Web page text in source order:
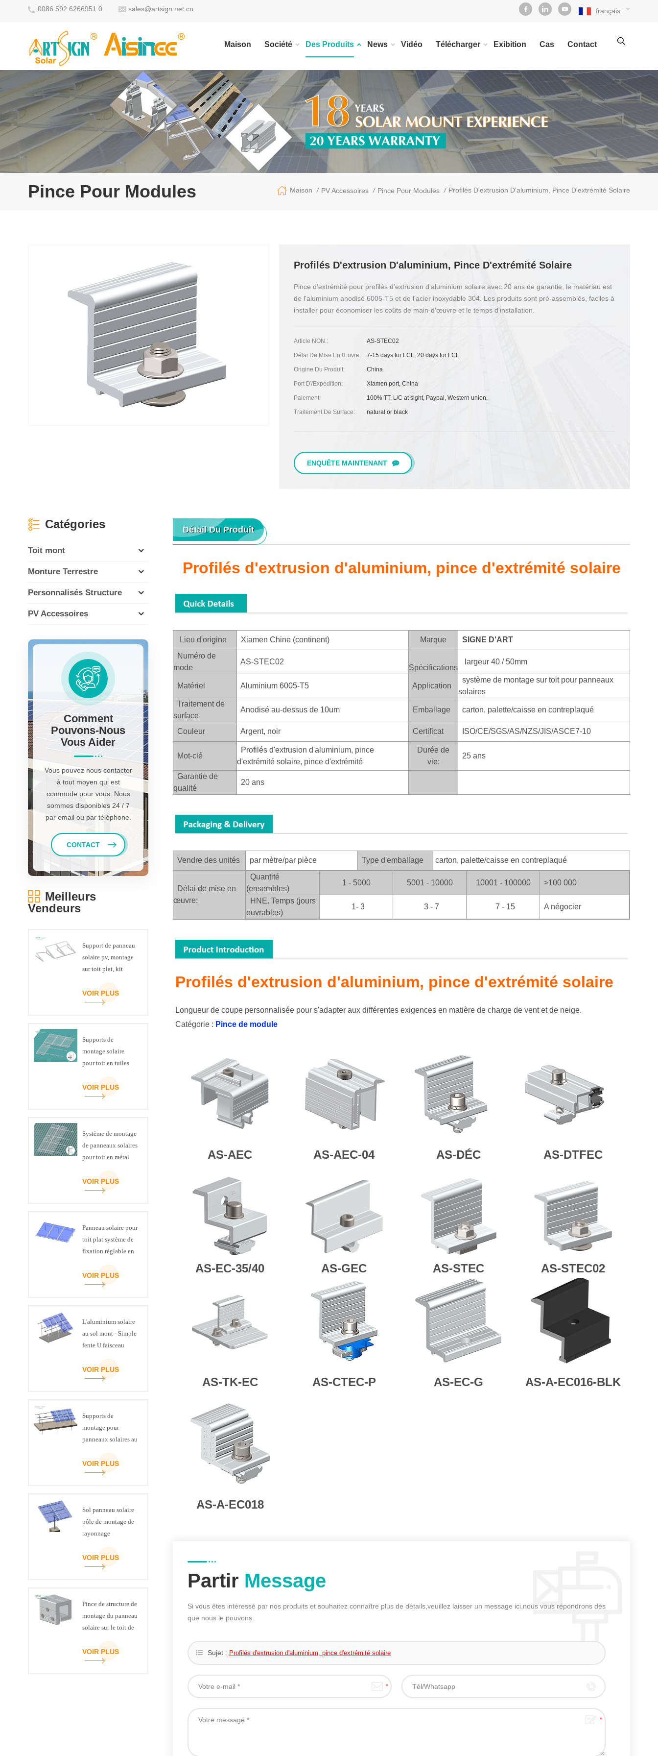
0086 592 6266951 0 sales@artsign.net.cn français
Maison Société Des Produits News Vidéo Télécharger Exibition Cas Contact
Pince Pour Modules Maison / PV Accessoires / Pince Pour Modules / Profilés D'extrusion D'aluminium, Pince D'extrémité Solaire
Profilés D'extrusion D'aluminium, Pince D'extrémité Solaire
Pince d'extrémité pour profilés d'extrusion d'aluminium solaire avec 20 ans de garantie, le matériau est
de l'aluminium anodisé 6005-T5 et de l'acier inoxydable 304. Les produits sont pré-assemblés, faciles à
installer pour économiser les coûts de main-d'œuvre et le temps d'installation.
Article NON.: AS-STEC02
Délai De Mise En Œuvre: 7-15 days for LCL, 20 days for FCL
Origine Du Produit: China
Port D\'expédition: Xiamen port, China
Paiement: 100% TT, L/C at sight, Paypal, Western union,
Traitement De Surface: natural or black
ENQUÊTE MAINTENANT
Détail Du Produit
Profilés d'extrusion d'aluminium, pince d'extrémité solaire
Lieu d'origine Xiamen Chine (continent) Marque
SIGNE D'ART
Numéro de
mode
AS-STEC02
Spécifications
largeur 40 / 50mm
Matériel Aluminium 6005-T5 Application
système de montage sur toit pour panneaux
solaires
Traitement de
surface
Anodisé au-dessus de 10um Emballage carton, palette/caisse en contreplaqué
Couleur Argent, noir Certificat ISO/CE/SGS/AS/NZS/JIS/ASCE7-10
Mot-clé
Profilés d'extrusion d'aluminium, pince
d'extrémité solaire, pince d'extrémité
Durée de
vie:
25 ans
Garantie de
qualité
20 ans
Vendre des unités par mètre/par pièce Type d'emballage carton, palette/caisse en contreplaqué
Délai de mise en
œuvre:
Quantité
(ensembles)
1 - 5000 5001 - 10000 10001 - 100000 >100 000
HNE. Temps (jours
ouvrables)
1- 3 3 - 7 7 - 15 A négocier
Profilés d'extrusion d'aluminium, pince d'extrémité solaire
Longueur de coupe personnalisée pour s'adapter aux différentes exigences en matière de charge de vent et de neige.
Catégorie : Pince de module
AS-AEC AS-AEC-04 AS-DÉC AS-DTFEC
AS-EC-35/40 AS-GEC AS-STEC AS-STEC02
AS-TK-EC AS-CTEC-P AS-EC-G AS-A-EC016-BLK
AS-A-EC018
Partir Message
Si vous êtes intéressé par nos produits et souhaitez connaître plus de détails,veuillez laisser un message ici,nous vous répondrons dès
que nous le pouvons.
Sujet : Profilés d'extrusion d'aluminium, pince d'extrémité solaire
Catégories
Toit mont
Monture Terrestre
Personnalisés Structure
PV Accessoires
Comment
Pouvons-Nous
Vous Aider
Vous pouvez nous contacter
à tout moyen qui est
commode pour vous. Nous
sommes disponibles 24 / 7
par email ou par téléphone.
CONTACT
Meilleurs
Vendeurs
Support de panneau
solaire pv, montage
sur toit plat, kit
poutre en U
VOIR PLUS
Supports de
montage solaire
pour toit en tuiles
VOIR PLUS
Système de montage
de panneaux solaires
pour toit en métal
VOIR PLUS
Panneau solaire pour
toit plat système de
fixation réglable en
VOIR PLUS
L'aluminium solaire
au sol mont - Simple
fente U faisceau
VOIR PLUS
Supports de
montage pour
panneaux solaires au
ART SIGN
VOIR PLUS
Sol panneau solaire
pôle de montage de
rayonnage
VOIR PLUS
Pince de structure de
montage du panneau
solaire sur le toit de
VOIR PLUS